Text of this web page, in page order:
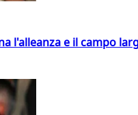
l'alleanza e il campo